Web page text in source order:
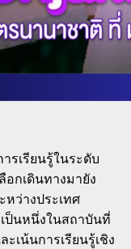
รเรียนรู้ในระดับ
กเดินทางมายัง
หว่างประเทศ
ป็นหนึ่งในสถาบันที่
น้นการเรียนรู้เชิง